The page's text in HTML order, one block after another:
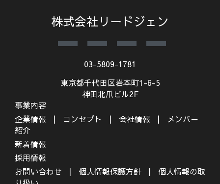
株式会社リードジェン
03-5809-1781
東京都千代田区岩本町1-6-5
神田北爪ビル2F
事業内容
企業情報
コンセプト 会社情報
メンバー
紹介
新着情報
採用情報
お問い合わせ
個人情報保護方針
個人情報の取